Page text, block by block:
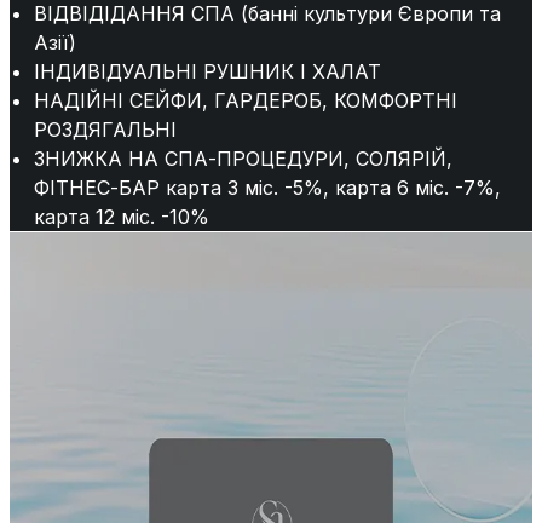
ВІДВІДІДАННЯ СПА (банні культури Європи та
Азії)
ІНДИВІДУАЛЬНІ РУШНИК І ХАЛАТ
НАДІЙНІ СЕЙФИ, ГАРДЕРОБ, КОМФОРТНІ
РОЗДЯГАЛЬНІ
ЗНИЖКА НА СПА-ПРОЦЕДУРИ, СОЛЯРІЙ,
ФІТНЕС-БАР карта 3 міс. -5%, карта 6 міс. -7%,
карта 12 міс. -10%